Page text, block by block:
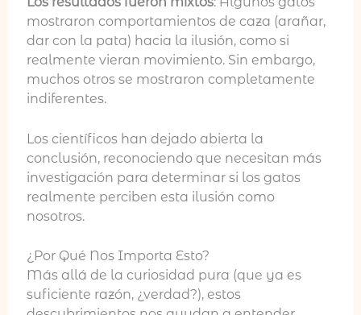
mostraron comportamientos de caza (arañar,
dar con la pata) hacia la ilusión, como si
realmente vieran movimiento. Sin embargo,
muchos otros se mostraron completamente
indiferentes.
Los científicos han dejado abierta la
conclusión, reconociendo que necesitan más
investigación para determinar si los gatos
realmente perciben esta ilusión como
nosotros.
¿Por Qué Nos Importa Esto?
Más allá de la curiosidad pura (que ya es
suficiente razón, ¿verdad?), estos